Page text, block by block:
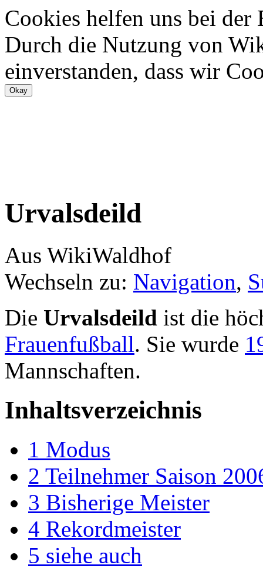
Cookies helfen uns bei
Durch die Nutzung von
einverstanden, dass wir
Urvalsdeild
Aus WikiWaldhof
Wechseln zu: Navigation,
Die Urvalsdeild ist die
Frauenfußball. Sie wurde
Mannschaften.
Inhaltsverzeichnis
1 Modus
2 Teilnehmer Saison
3 Bisherige Meister
4 Rekordmeister
5 siehe auch